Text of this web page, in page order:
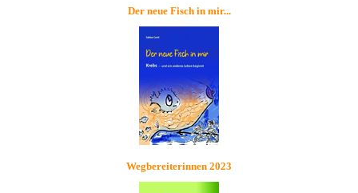
Der neue Fisch in mir...
Wegbereiterinnen 2023